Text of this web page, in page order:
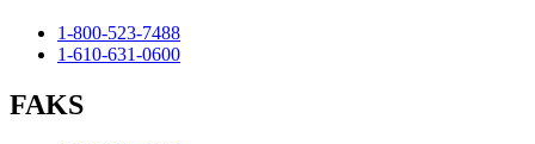
1-800-523-7488
1-610-631-0600
FAKS